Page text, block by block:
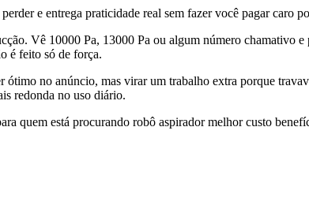
e entrega praticidade real sem fazer você pagar caro
Vê 10000 Pa, 13000 Pa ou algum número chamativo
é feito só de força.
no anúncio, mas virar um trabalho extra porque
redonda no uso diário.
quem está procurando robô aspirador melhor custo